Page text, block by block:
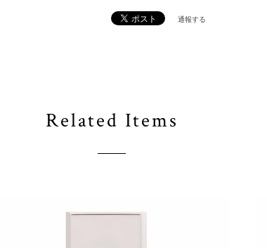
通報する
Related Items